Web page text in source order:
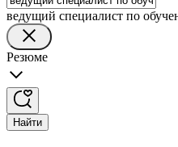
ведущий специалист по
Резюме
Найти